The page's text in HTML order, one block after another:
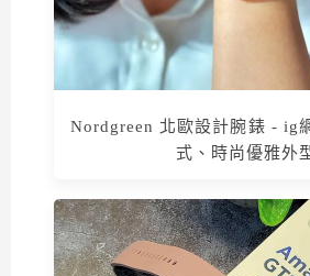
Nordgreen 北歐設計腕錶 - ig
式、時尚優雅外